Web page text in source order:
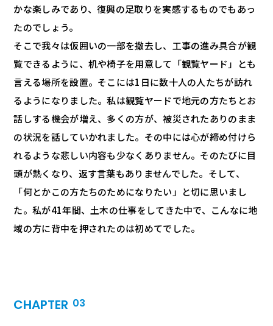
かな楽しみであり、復興の足取りを実感するものでもあっ
たのでしょう。
そこで我々は仮囲いの一部を撤去し、工事の進み具合が観
覧できるように、机や椅子を用意して「観覧ヤード」とも
言える場所を設置。そこには1日に数十人の人たちが訪れ
るようになりました。私は観覧ヤードで地元の方たちとお
話しする機会が増え、多くの方が、被災されたありのまま
の状況を話していかれました。その中には心が締め付けら
れるような悲しい内容も少なくありません。そのたびに目
頭が熱くなり、返す言葉もありませんでした。そして、
「何とかこの方たちのためになりたい」と切に思いまし
た。私が41年間、土木の仕事をしてきた中で、こんなに地
域の方に背中を押されたのは初めてでした。
CHAPTER 03